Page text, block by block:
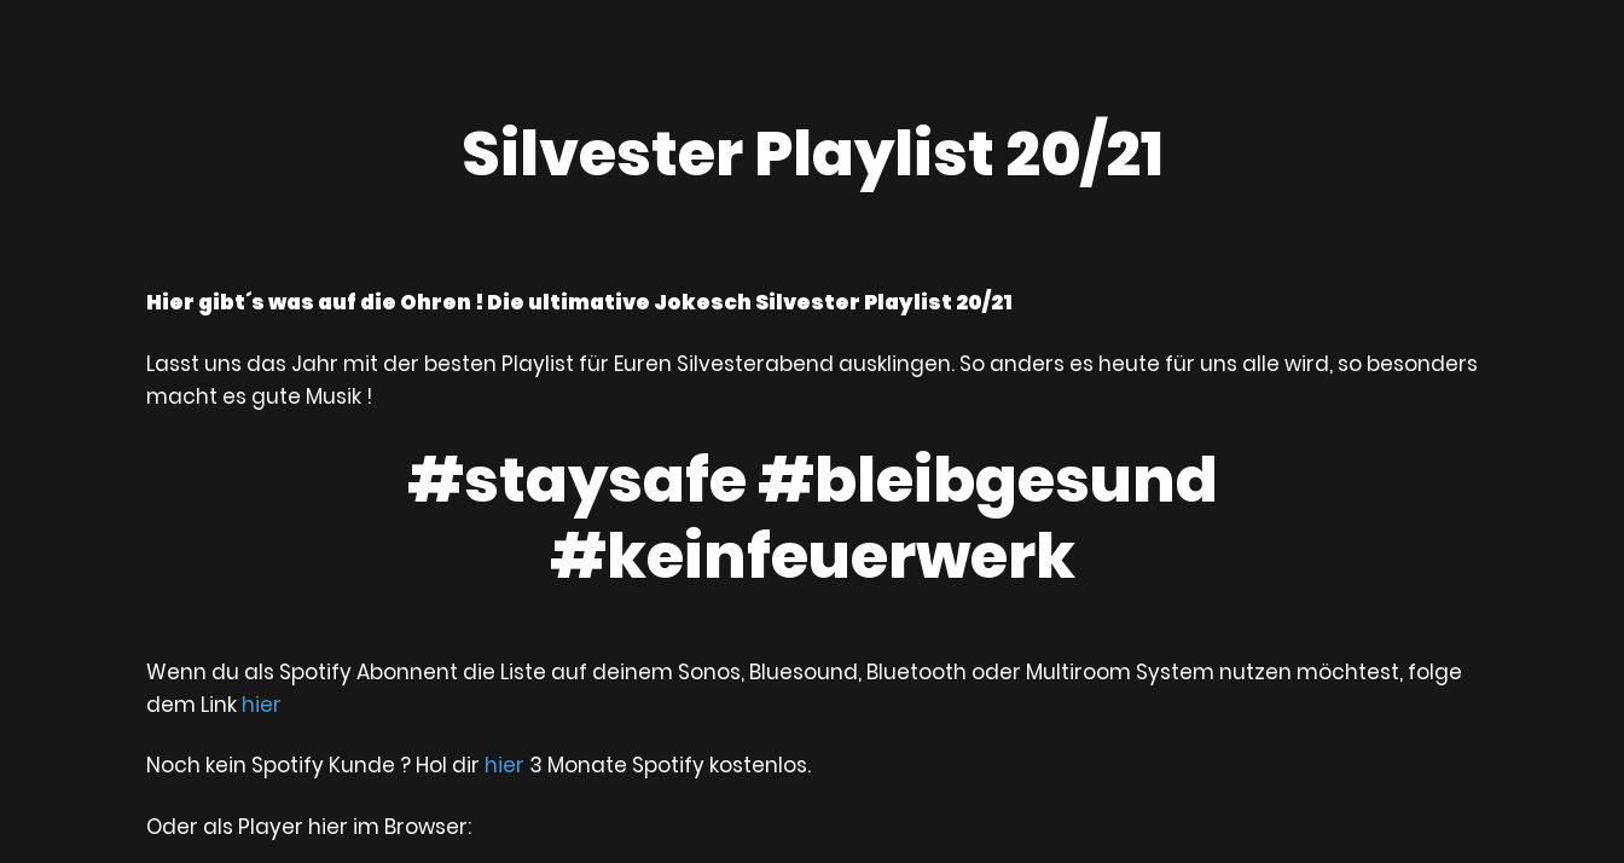
Silvester Playlist 20/21
Hier gibt´s was auf die Ohren ! Die ultimative Jokesch Silvester Playlist 20/21
Lasst uns das Jahr mit der besten Playlist für Euren Silvesterabend ausklingen. So anders es heute für uns alle wird, so besonders
macht es gute Musik !
#staysafe #bleibgesund
#keinfeuerwerk
Wenn du als Spotify Abonnent die Liste auf deinem Sonos, Bluesound, Bluetooth oder Multiroom System nutzen möchtest, folge
dem Link hier
Noch kein Spotify Kunde ? Hol dir hier 3 Monate Spotify kostenlos.
Oder als Player hier im Browser: